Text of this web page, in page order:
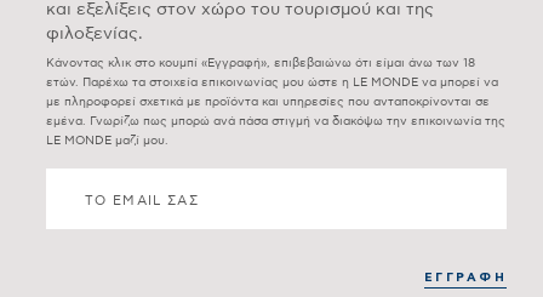
και εξελίξεις στον χώρο του τουρισμού και της
φιλοξενίας.
Κάνοντας κλικ στο κουμπί «Εγγραφή», επιβεβαιώνω ότι είμαι άνω των 18
ετών. Παρέχω τα στοιχεία επικοινωνίας μου ώστε η LE MONDE να μπορεί να
με πληροφορεί σχετικά με προϊόντα και υπηρεσίες που ανταποκρίνονται σε
εμένα. Γνωρίζω πως μπορώ ανά πάσα στιγμή να διακόψω την επικοινωνία της
LE MONDE μαζί μου.